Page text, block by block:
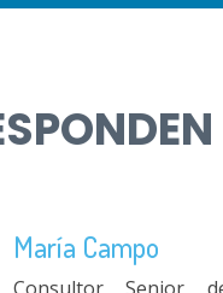
María Campo